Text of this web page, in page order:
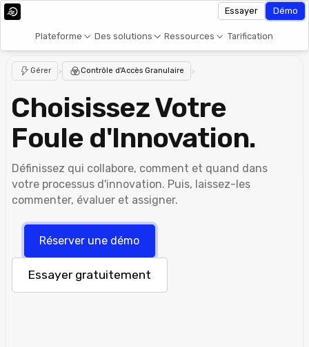
Plateforme Des solutions Ressources Tarification
Essayer Démo
Gérer > Contrôle d'Accès Granulaire >
Choisissez Votre
Foule d'Innovation.
Définissez qui collabore, comment et quand dans
votre processus d'innovation. Puis, laissez-les
commenter, évaluer et assigner.
Réserver une démo
Essayer gratuitement